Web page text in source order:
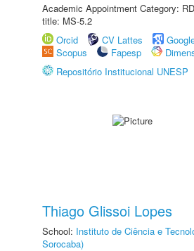
Academic Appointment Category:
title: MS-5.2
Orcid
CV Lattes
Scopus
Fapesp
Repositório Institucional UNESP
Thiago Glissoi Lopes
School: Instituto de Ciência e
Sorocaba)